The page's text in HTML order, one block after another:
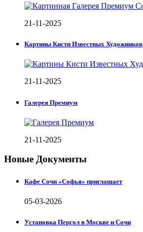
21-11-2025
Картины Кисти Известных Художников
21-11-2025
Галерея Премиум
21-11-2025
Новые Документы
Кафе Сочи «Софья» приглашает
05-03-2026
Установка Пергол в Москве и Сочи